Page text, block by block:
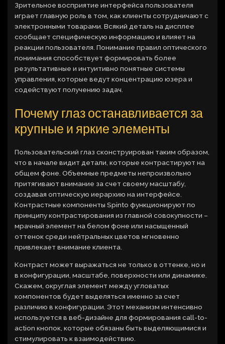
Зрительное восприятие интерфейса пользователя
играет главную роль в том, как клиенты сотрудничают с
электронными товарами. Всякий деталь на дисплее
сообщает специфическую информацию и влияет на
реакции пользователя. Понимание правил оптического
понимания способствует формировать более
результативные и интуитивно понятные системы
управления, которые ведут концентрацию юзера и
содействуют получению задач.
Почему глаз останавливается за
крупные и яркие элементы
Пользовательский глаз сконструирован таким образом,
что в начале видит детали, которые контрастируют на
общем фоне. Объемные предметы непроизвольно
притягивают внимание за счет своему масштабу,
создавая оптическую иерархию на интерфейсе.
Контрастные компоненты Spinto функционируют по
принципу контрастирования из главной совокупности –
мрачный элемент на белом фоне или насыщенный
оттенок среди нейтральных цветов мгновенно
привлекает внимание клиента.
Контраст может выражаться не только в оттенке, но и
в конфигурации, масштабе, поверхности или динамике.
Скажем, округлая элемент между угловатых
компонентов будет выделяться именно за счет
различию в конфигурации. Этот механизм интенсивно
используется в веб-дизайне для формирования call-to-
action кнопок, которые обязаны быть выделяющимися и
стимулировать к взаимодействию.